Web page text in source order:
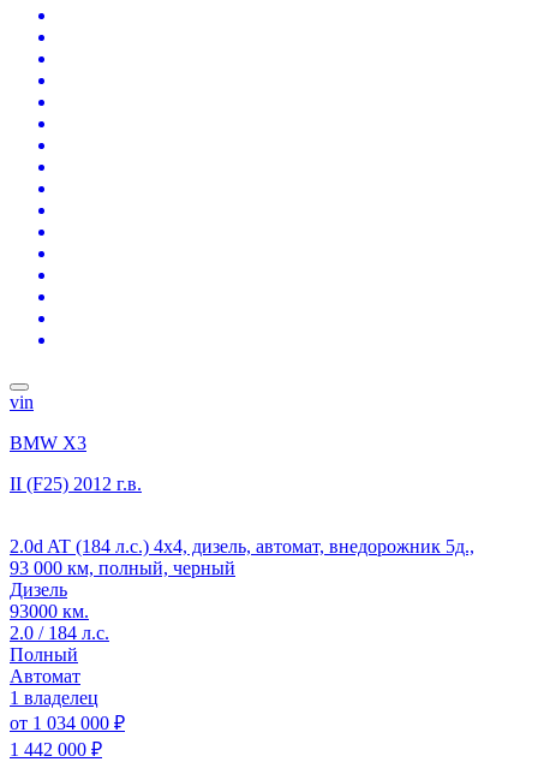
vin
BMW X3
II (F25) 2012 г.в.
2.0d AT (184 л.с.) 4x4, дизель, автомат, внедорожник 5д.,
93 000 км, полный, черный
Дизель
93000 км.
2.0 / 184 л.с.
Полный
Автомат
1 владелец
от 1 034 000 ₽
1 442 000 ₽